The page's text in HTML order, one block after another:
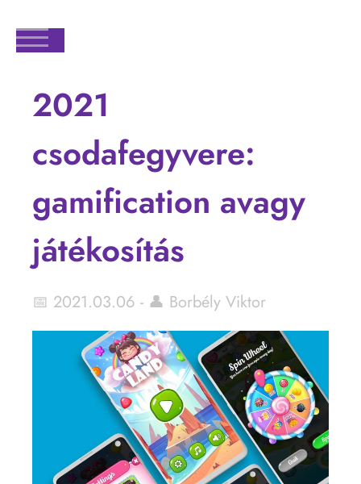
2021
csodafegyvere:
gamification avagy
játékosítás
📅 2021.03.06 - 👤 Borbély Viktor